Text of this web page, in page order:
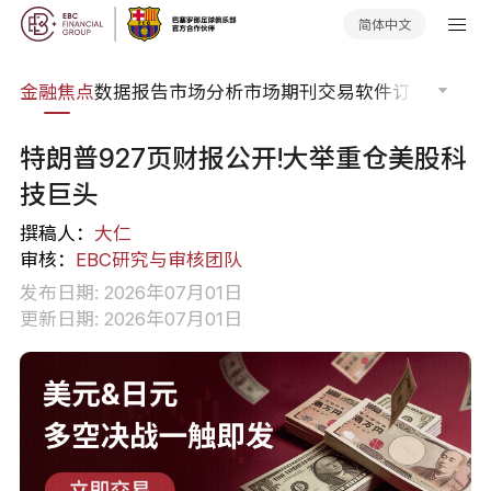
简体中文
金融焦点数据报告市场分析市场期刊交易软件订单流
特朗普927页财报公开!大举重仓美股科
技巨头
撰稿人： 大仁
审核： EBC研究与审核团队
发布日期: 2026年07月01日
更新日期: 2026年07月01日